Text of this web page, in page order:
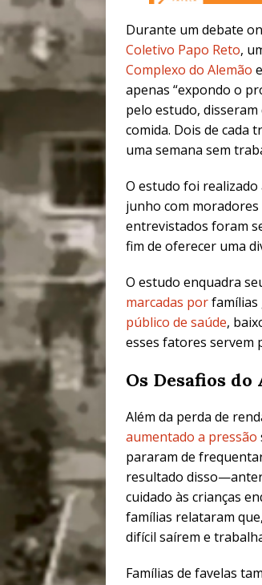
Durante um debate
Coletivo Papo Reto,
Complexo do Alemão
apenas “expondo o
pelo estudo,
comida. Dois de cada
uma semana sem
O estudo foi realizado
junho com
entrevistados foram
fim de oferecer uma
O estudo enquadra
marcadas porfamílias
público de saúde,
esses fatores servem
Os Desafios
Além da perda de
aumentado a pressão
pararam de
resultado
cuidado às crianças
famílias relataram
difícil saírem e
Famílias de favelas